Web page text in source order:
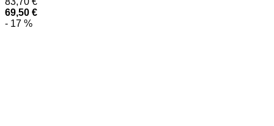
69,50 €
- 17 %